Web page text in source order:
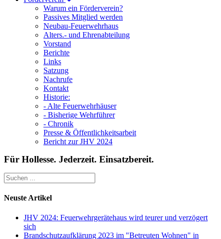
Warum ein Förderverein?
Passives Mitglied werden
Neubau-Feuerwehrhaus
Alters.- und Ehrenabteilung
Vorstand
Berichte
Links
Satzung
Nachrufe
Kontakt
Historie:
- Alte Feuerwehrhäuser
- Bisherige Wehrführer
- Chronik
Presse & Öffentlichkeitsarbeit
Bericht zur JHV 2024
Für Hollesse. Jederzeit. Einsatzbereit.
Neuste Artikel
JHV 2024: Feuerwehrgerätehaus wird teurer und verzögert
sich
Brandschutzaufklärung 2023 im "Betreuten Wohnen" in